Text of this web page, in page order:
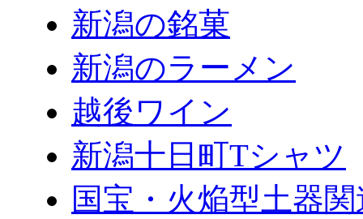
新潟の銘菓
新潟のラーメン
越後ワイン
新潟十日町Tシャツ
国宝・火焔型土器